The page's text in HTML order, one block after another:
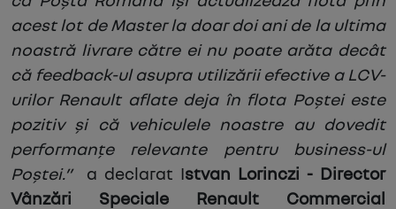
acest lot de Master la doar doi ani de la ultima
noastră livrare către ei nu poate arăta decât
că feedback-ul asupra utilizării efective a LCV-
urilor Renault aflate deja în flota Poștei este
pozitiv și că vehiculele noastre au dovedit
performanțe relevante pentru business-ul
Poștei.”
a declarat Istvan Lorinczi - Director
Vânzări Speciale Renault Commercial